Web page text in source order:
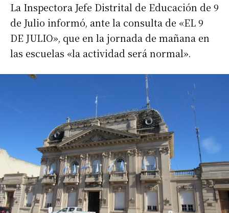
La Inspectora Jefe Distrital de Educación de 9
de Julio informó, ante la consulta de «EL 9
DE JULIO», que en la jornada de mañana en
las escuelas «la actividad será normal».